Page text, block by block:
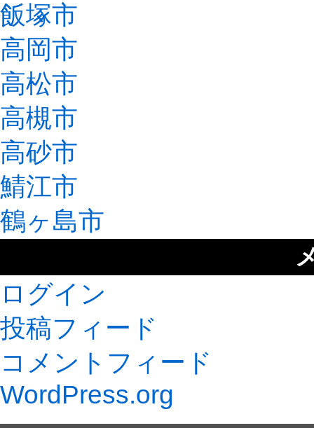
飯塚市
高岡市
高松市
高槻市
高砂市
鯖江市
鶴ヶ島市
ログイン
投稿フィード
コメントフィード
WordPress.org